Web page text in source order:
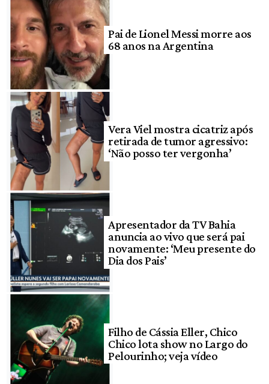
Pai de Lionel Messi morre aos
68 anos na Argentina
Vera Viel mostra cicatriz após
retirada de tumor agressivo:
‘Não posso ter vergonha’
Apresentador da TV Bahia
anuncia ao vivo que será pai
novamente: ‘Meu presente do
Dia dos Pais’
Filho de Cássia Eller, Chico
Chico lota show no Largo do
Pelourinho; veja vídeo